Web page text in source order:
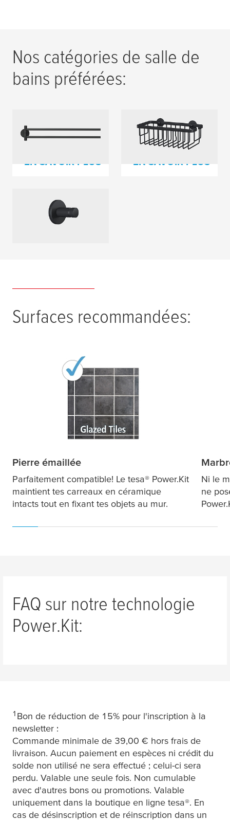
Nos catégories de salle de
bains préférées:
Barres porte-
serviettes
EN SAVOIR PLUS
Paniers de bain
EN SAVOIR PLUS
Crochet serviettes
Surfaces recommandées:
Pierre émaillée
Parfaitement compatible! Le tesa® Power.Kit
maintient tes carreaux en céramique
intacts tout en fixant tes objets au mur.
Ni le
ne
FAQ sur notre technologie
Power.Kit:
1 Bon de réduction de 15% pour l'inscription à la
newsletter :
Commande minimale de 39,00 € hors frais de
livraison. Aucun paiement en espèces ni crédit du
solde non utilisé ne sera effectué ; celui-ci sera
perdu. Valable une seule fois. Non cumulable
avec d'autres bons ou promotions. Valable
uniquement dans la boutique en ligne tesa®. En
cas de désinscription et de réinscription dans un